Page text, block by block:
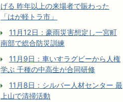
げる 昨年以上の来場者で賑わった
「はが軽トラ市」
11月12日：豪雨災害想定し一宮町
南部で総合防災訓練
11月9日：車いすラグビーから人権
学ぶ 千種の中高生が合同研修
11月8日：シルバー人材センター 最
上山で清掃活動